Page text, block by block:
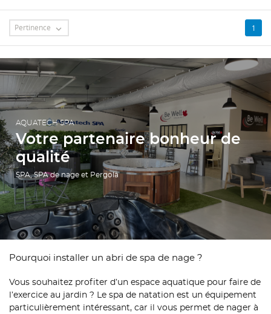
Pertinence  1
AQUATECH SPA
Votre partenaire bonheur de
qualité
SPA, SPA de nage et Pergola
Pourquoi installer un abri de spa de nage ?
Vous souhaitez profiter d’un espace aquatique pour faire de
l’exercice au jardin ? Le spa de natation est un équipement
particulièrement intéressant, car il vous permet de nager à